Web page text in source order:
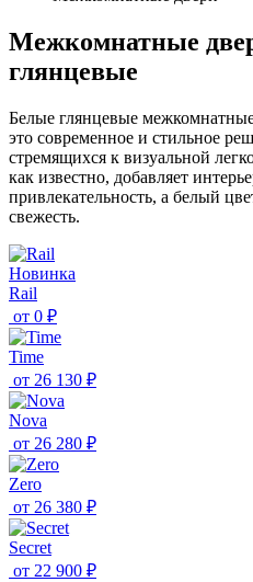
Межкомнатные
глянцевые
Белые глянцевые
это современное и стильное
стремящихся к визуальной
как известно, добавляет
привлекательность, а белый
свежесть.
Новинка
Rail
от 0 ₽
Time
от 26 130 ₽
Nova
от 26 280 ₽
Zero
от 26 380 ₽
Secret
от 22 900 ₽